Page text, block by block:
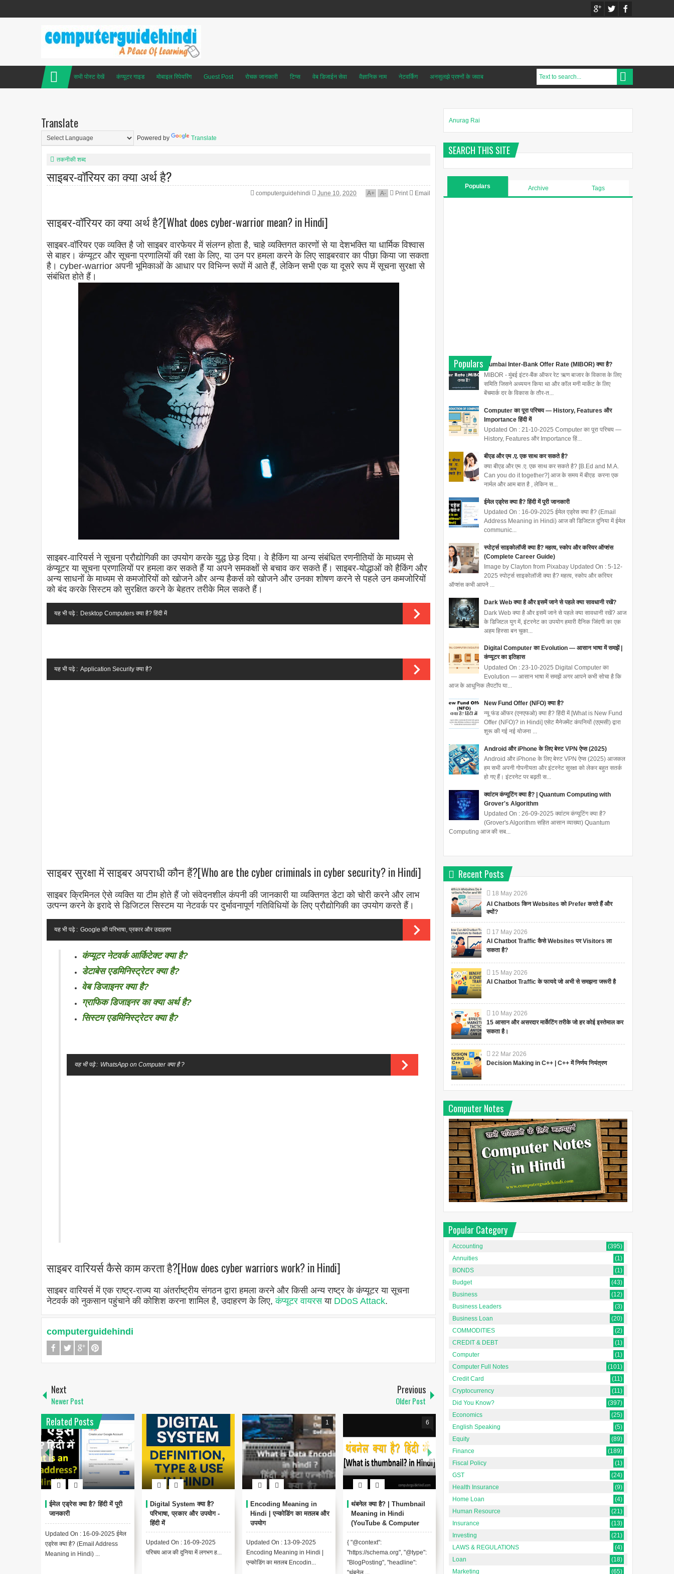
सभी पोस्ट देखें कंप्यूटर गाइड मोबाइल रिपेयरिंग Guest Post रोचक जानकारी टिप्स वेब डिजाईन सेवा वैज्ञानिक नाम नेटवर्किंग अनसुलझे प्रश्नों के जवाब
Translate
Powered by Translate
तकनीकी शब्द
साइबर-वॉरियर का क्या अर्थ है?
computerguidehindi June 10, 2020 A+ A- Print Email
साइबर-वॉरियर का क्या अर्थ है?[What does cyber-warrior mean? in Hindi]
साइबर-वॉरियर एक व्यक्ति है जो साइबर वारफेयर में संलग्न होता है, चाहे व्यक्तिगत कारणों से या देशभक्ति या धार्मिक विश्वास
से बाहर। कंप्यूटर और सूचना प्रणालियों की रक्षा के लिए, या उन पर हमला करने के लिए साइबरवार का पीछा किया जा सकता
है। cyber-warrior अपनी भूमिकाओं के आधार पर विभिन्न रूपों में आते हैं, लेकिन सभी एक या दूसरे रूप में सूचना सुरक्षा से
संबंधित होते हैं।
साइबर-वारियर्स ने सूचना प्रौद्योगिकी का उपयोग करके युद्ध छेड़ दिया। वे हैकिंग या अन्य संबंधित रणनीतियों के माध्यम से
कंप्यूटर या सूचना प्रणालियों पर हमला कर सकते हैं या अपने समकक्षों से बचाव कर सकते हैं। साइबर-योद्धाओं को हैकिंग और
अन्य साधनों के माध्यम से कमजोरियों को खोजने और अन्य हैकर्स को खोजने और उनका शोषण करने से पहले उन कमजोरियों
को बंद करके सिस्टम को सुरक्षित करने के बेहतर तरीके मिल सकते हैं।
यह भी पढ़े : Desktop Computers क्या है? हिंदी में
यह भी पढ़े : Application Security क्या है?
साइबर सुरक्षा में साइबर अपराधी कौन हैं?[Who are the cyber criminals in cyber security? in Hindi]
साइबर क्रिमिनल ऐसे व्यक्ति या टीम होते हैं जो संवेदनशील कंपनी की जानकारी या व्यक्तिगत डेटा को चोरी करने और लाभ
उत्पन्न करने के इरादे से डिजिटल सिस्टम या नेटवर्क पर दुर्भावनापूर्ण गतिविधियों के लिए प्रौद्योगिकी का उपयोग करते हैं।
यह भी पढ़े : Google की परिभाषा, प्रकार और उदाहरण
कंप्यूटर नेटवर्क आर्किटेक्ट क्या है?
डेटाबेस एडमिनिस्ट्रेटर क्या है?
वेब डिजाइनर क्या है?
ग्राफिक डिजाइनर का क्या अर्थ है?
सिस्टम एडमिनिस्ट्रेटर क्या है?
यह भी पढ़े : WhatsApp on Computer क्या है ?
साइबर वारियर्स कैसे काम करता है?[How does cyber warriors work? in Hindi]
साइबर वारियर्स में एक राष्ट्र-राज्य या अंतर्राष्ट्रीय संगठन द्वारा हमला करने और किसी अन्य राष्ट्र के कंप्यूटर या सूचना
नेटवर्क को नुकसान पहुंचाने की कोशिश करना शामिल है, उदाहरण के लिए,कंप्यूटर वायरसया DDoS Attack.
computerguidehindi
Next
Newer Post
Previous
Older Post
Related Posts
Digital System क्या है?
परिभाषा, प्रकार और उपयोग -
On : 16-09-2025
आज की दुनिया में लगभग ह...
1
Encoding Meaning in
Hindi | एन्कोडिंग का मतलब और
उपयोग
Updated On : 13-09-2025
Encoding Meaning in Hindi |
6
थंबनेल क्या है? | Thumbnail
Meaning in Hindi
(YouTube & Computer
Example)
{ "@context":
"https://schema.org", "@type":
"BlogPosting", "headline":
Data Analyst क्या है? | Data
Analysis Meaning in
Hindi [Complete Guide]
{ "@context":
"https://schema.org", "@type":
"FAQPage", "mainEntity": [ {
Buffering Meaning in
Hindi | बफ़रिंग का मतलब
Updated on: 2 September
2025 Buffering Meaning in
Hindi | बफ़रिंग का मतलब Buffering
m...
Anurag Rai
SEARCH THIS SITE
Populars Archive Tags
Populars
Mumbai Inter-Bank Offer Rate (MIBOR) क्या है?
MIBOR - मुंबई इंटर-बैंक ऑफर रेट ऋण बाजार के विकास के लिए
समिति जिसने अध्ययन किया था और कॉल मनी मार्केट के लिए
बेंचमार्क दर के विकास के तौर-त...
Computer का पूरा परिचय — History, Features और
Importance हिंदी में
Updated On : 21-10-2025 Computer का पूरा परिचय —
History, Features और Importance हिं...
बीएड और एम .ए. एक साथ कर सकते है?
क्या बीएड और एम .ए. एक साथ कर सकते है? [B.Ed and M.A.
Can you do it together?] आज के समय में बीएड करना एक
नार्मल और आम बात है , लेकिन स...
ईमेल एड्रेस क्या है? हिंदी में पूरी जानकारी
Updated On : 16-09-2025 ईमेल एड्रेस क्या है? (Email
Address Meaning in Hindi) आज की डिजिटल दुनिया में ईमेल
communic...
स्पोर्ट्स साइकोलॉजी क्या है? महत्व, स्कोप और करियर ऑप्शंस
(Complete Career Guide)
Image by Clayton from Pixabay Updated On : 5-12-
2025 स्पोर्ट्स साइकोलॉजी क्या है? महत्व, स्कोप और करियर
ऑप्शंस कभी आपने ...
Dark Web क्या है और इसमें जाने से पहले क्या सावधानी रखें?
Dark Web क्या है और इसमें जाने से पहले क्या सावधानी रखें? आज
के डिजिटल युग में, इंटरनेट का उपयोग हमारी दैनिक जिंदगी का एक
अहम हिस्सा बन चुका...
Digital Computer का Evolution — आसान भाषा में समझें |
कंप्यूटर का इतिहास
Updated On : 23-10-2025 Digital Computer का
Evolution — आसान भाषा में समझें अगर आपने कभी सोचा है कि
आज के आधुनिक लैपटॉप या...
New Fund Offer (NFO) क्या है?
न्यू फंड ऑफर (एनएफओ) क्या है? हिंदी में [What is New Fund
Offer (NFO)? in Hindi] एसेट मैनेजमेंट कंपनियों (एएमसी) द्वारा
शुरू की गई नई योजना ...
Android और iPhone के लिए बेस्ट VPN ऐप्स (2025)
Android और iPhone के लिए बेस्ट VPN ऐप्स (2025) आजकल
हम सभी अपनी गोपनीयता और इंटरनेट सुरक्षा को लेकर बहुत सतर्क
हो गए हैं। इंटरनेट पर बढ़ती स...
क्वांटम कंप्यूटिंग क्या है? | Quantum Computing with
Grover's Algorithm
Updated On : 26-09-2025 क्वांटम कंप्यूटिंग क्या है?
(Grover's Algorithm सहित आसान व्याख्या) Quantum
Computing आज की सब...
Recent Posts
18 May 2026
AI Chatbots किन Websites को Prefer करते हैं और
क्यों?
17 May 2026
AI Chatbot Traffic कैसे Websites पर Visitors ला
सकता है?
15 May 2026
AI Chatbot Traffic के फायदे जो अभी से समझना जरूरी है
10 May 2026
15 आसान और असरदार मार्केटिंग तरीके जो हर कोई इस्तेमाल कर
सकता है।
22 Mar 2026
Decision Making in C++ | C++ में निर्णय नियंत्रण
Computer Notes
Popular Category
Accounting
(395)
Annuities
(1)
BONDS
(1)
Budget
(43)
Business
(12)
Business Leaders
(3)
Business Loan
(20)
COMMODITIES
(2)
CREDIT & DEBT
(1)
Computer
(1)
Computer Full Notes
(101)
Credit Card
(11)
Cryptocurrency
(11)
Did You Know?
(397)
Economics
(25)
English Speaking
(5)
Equity
(89)
Finance
(189)
Fiscal Policy
(1)
GST
(24)
Health Insurance
(9)
Home Loan
(4)
Human Resource
(21)
Insurance
(13)
Investing
(21)
LAWS & REGULATIONS
(4)
Loan
(18)
Marketing
(65)